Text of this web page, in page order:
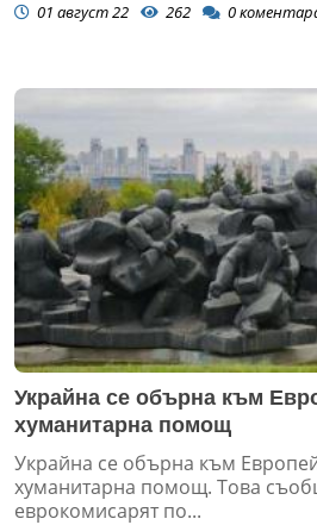
01 август 22 262 0
Украйна се обърна към
хуманитарна помощ
Украйна се обърна към
хуманитарна помощ. Това
еврокомисарят по...